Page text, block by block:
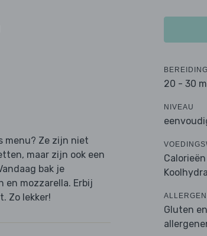
menu? Ze zijn niet
maar zijn ook een
bak je
mozzarella. Erbij
Zo lekker!
20 - 30
NIVEAU
Gluten